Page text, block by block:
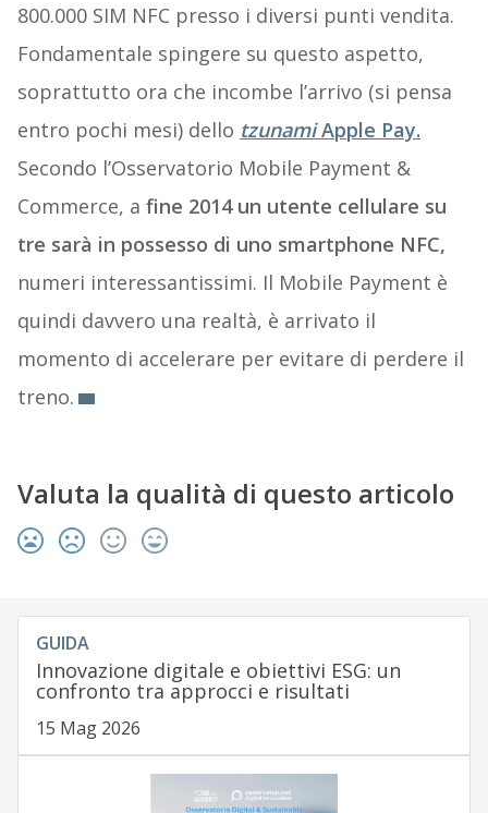
800.000 SIM NFC presso i diversi punti vendita.
Fondamentale spingere su questo aspetto,
soprattutto ora che incombe l’arrivo (si pensa
entro pochi mesi) dello tzunamiApple Pay.
Secondo l’Osservatorio Mobile Payment &
Commerce, a fine 2014 un utente cellulare su
tre sarà in possesso di uno smartphone NFC,
numeri interessantissimi. Il Mobile Payment è
quindi davvero una realtà, è arrivato il
momento di accelerare per evitare di perdere il
treno.
Valuta la qualità di questo articolo
GUIDA
Innovazione digitale e obiettivi ESG: un
confronto tra approcci e risultati
15 Mag 2026